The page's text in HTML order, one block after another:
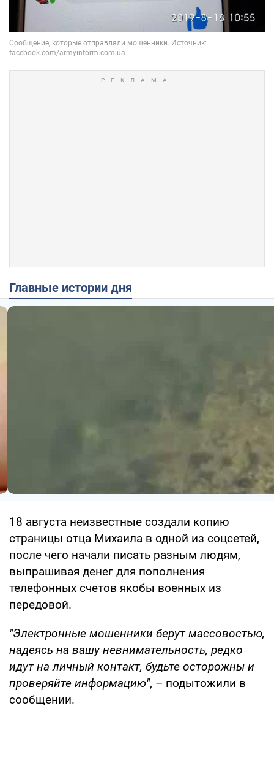
Главные истории дня
18 августа неизвестные создали копию
страницы отца Михаила в одной из соцсетей,
после чего начали писать разным людям,
выпрашивая денег для пополнения
телефонных счетов якобы военных из
передовой.
"Электронные мошенники берут массовостью,
надеясь на вашу невнимательность, редко
идут на личный контакт, будьте осторожны и
проверяйте информацию", – подытожили в
сообщении.